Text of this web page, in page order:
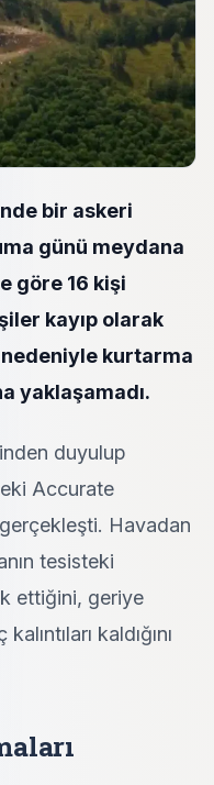
bir askeri
günü meydana
göre 16 kişi
kayıp olarak
kurtarma
yaklaşamadı.
duyulup
Accurate
Havadan
tesisteki
ettiğini, geriye
kaldığını